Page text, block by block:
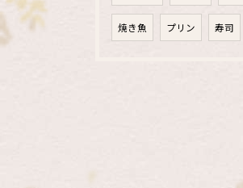
焼き魚 プリン 寿司